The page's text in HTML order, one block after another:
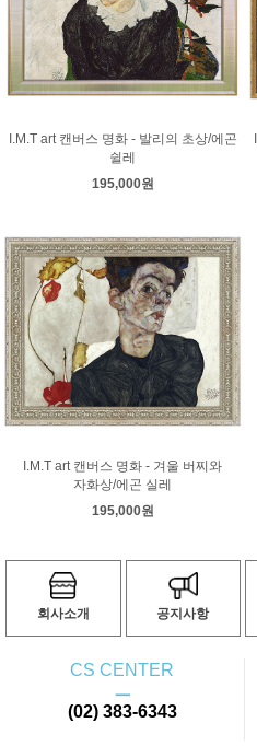
I.M.T art 캔버스 명화 - 발리의 초상/에곤
쉴레
195,000원
I.M.T art 캔버스 명화 - 겨울 버찌와
자화상/에곤 실레
195,000원
회사소개 공지사항
CS CENTER
ㅡ
(02) 383-6343